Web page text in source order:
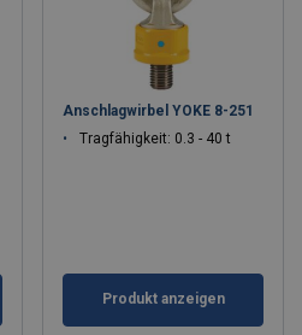
Anschlagwirbel YOKE 8-251
Tragfähigkeit: 0.3 - 40 t
Produkt anzeigen